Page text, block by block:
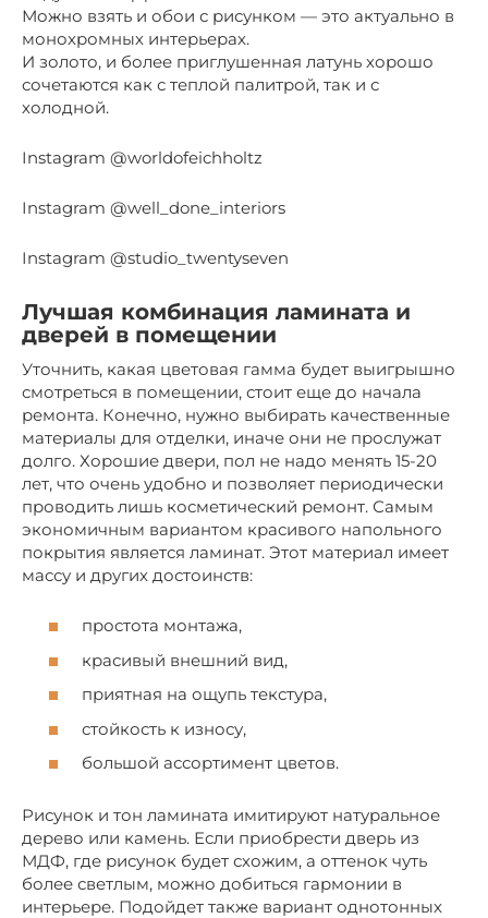
Можно взять и обои с рисунком — это актуально в
монохромных интерьерах.
И золото, и более приглушенная латунь хорошо
сочетаются как с теплой палитрой, так и с
холодной.
Instagram @worldofeichholtz
Instagram @well_done_interiors
Instagram @studio_twentyseven
Лучшая комбинация ламината и
дверей в помещении
Уточнить, какая цветовая гамма будет выигрышно
смотреться в помещении, стоит еще до начала
ремонта. Конечно, нужно выбирать качественные
материалы для отделки, иначе они не прослужат
долго. Хорошие двери, пол не надо менять 15-20
лет, что очень удобно и позволяет периодически
проводить лишь косметический ремонт. Самым
экономичным вариантом красивого напольного
покрытия является ламинат. Этот материал имеет
массу и других достоинств:
простота монтажа,
красивый внешний вид,
приятная на ощупь текстура,
стойкость к износу,
большой ассортимент цветов.
Рисунок и тон ламината имитируют натуральное
дерево или камень. Если приобрести дверь из
МДФ, где рисунок будет схожим, а оттенок чуть
более светлым, можно добиться гармонии в
интерьере. Подойдет также вариант однотонных